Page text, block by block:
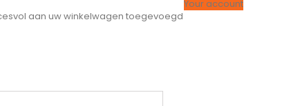
Your account
aan uw winkelwagen toegevoegd